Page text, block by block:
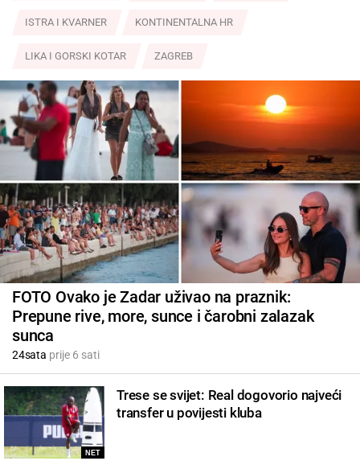
ISTRA I KVARNER KONTINENTALNA HR
LIKA I GORSKI KOTAR ZAGREB
FOTO Ovako je Zadar uživao na praznik:
Prepune rive, more, sunce i čarobni zalazak
sunca
24sata prije 6 sati
NET
Trese se svijet: Real dogovorio najveći
transfer u povijesti kluba